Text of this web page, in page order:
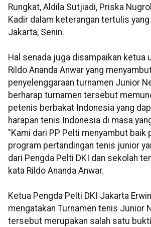
Rungkat, Aldila Sutjiadi, Priska
Kadir dalam keterangan tertulis
Jakarta, Senin.
Hal senada juga disampaikan ketua
Rildo Ananda Anwar yang
penyelenggaraan turnamen Junior
berharap turnamen tersebut
petenis berbakat Indonesia yang
harapan tenis Indonesia di masa
"Kami dari PP Pelti menyambut baik
program pertandingan tenis junior
dari Pengda Pelti DKI dan sekolah
kata Rildo Ananda Anwar.
Ketua Pengda Pelti DKI Jakarta
mengatakan Turnamen tenis Junior
tersebut merupakan salah satu